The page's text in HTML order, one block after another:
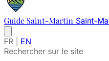
Guide Saint-Martin Saint-
FR
EN
Rechercher sur le site